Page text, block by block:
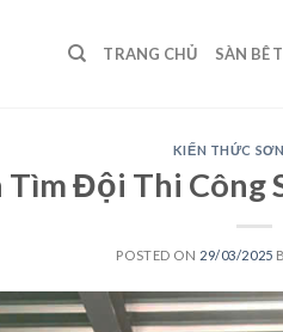
TRANG CHỦ SÀN BÊ
KIẾN THỨC
Tìm Đội Thi Công
POSTED ON 29/03/2025